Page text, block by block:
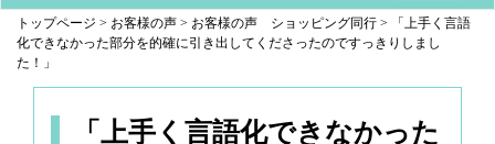
g
g
n
トップページ > お客様の声 > お客様の声 ショッピング同行 >
「上手く言語
化できなかった部分を的確に引き出してくださったのですっきりしまし
た！」
「上手く言語化できなかった